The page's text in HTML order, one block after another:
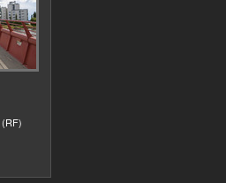
(RF)